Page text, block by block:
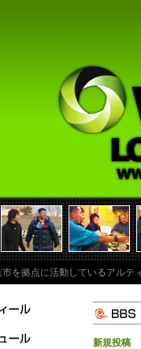
を拠点に活動しているアルテ
新規投稿